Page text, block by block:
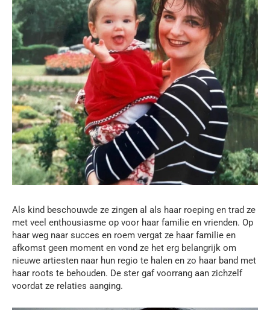
Als kind beschouwde ze zingen al als haar roeping en trad ze
met veel enthousiasme op voor haar familie en vrienden. Op
haar weg naar succes en roem vergat ze haar familie en
afkomst geen moment en vond ze het erg belangrijk om
nieuwe artiesten naar hun regio te halen en zo haar band met
haar roots te behouden. De ster gaf voorrang aan zichzelf
voordat ze relaties aanging.